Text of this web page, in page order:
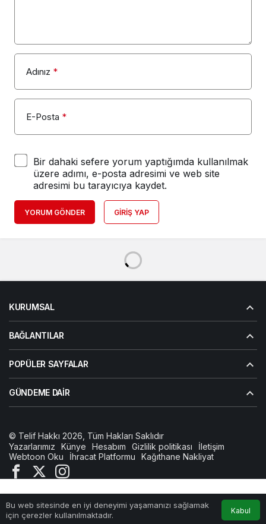
Adınız *
E-Posta *
Bir dahaki sefere yorum yaptığımda kullanılmak
üzere adımı, e-posta adresimi ve web site
adresimi bu tarayıcıya kaydet.
YORUM GÖNDER GIRIŞ YAP
Bu web sitesinde en iyi deneyimi yaşamanızı sağlamak
için çerezler kullanılmaktadır.
Kabul
KURUMSAL
BAĞLANTILAR
POPÜLER SAYFALAR
GÜNDEME DAIR
© Telif Hakkı 2026, Tüm Hakları Saklıdır
Yazarlarımız
Künye Hesabım Gizlilik politikası
İletişim
Webtoon Oku
İhracat Platformu Kağıthane Nakliyat
Anasayfa Akış Hesabım